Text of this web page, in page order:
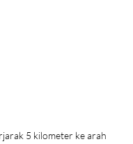
5 kilometer ke arah